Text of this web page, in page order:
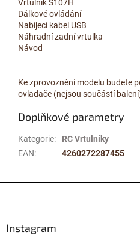
Vrtulník S107H
Dálkové ovládání
Nabíjecí kabel USB
Náhradní zadní vrtulka
Návod
Ke zprovoznění modelu budete
ovladače (nejsou součástí
Doplňkové parametry
Kategorie:
RC Vrtulníky
EAN: 4260272287455
Instagram